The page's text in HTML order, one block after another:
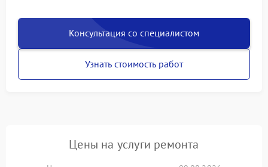
Консультация со специалистом
Узнать стоимость работ
Цены на услуги ремонта